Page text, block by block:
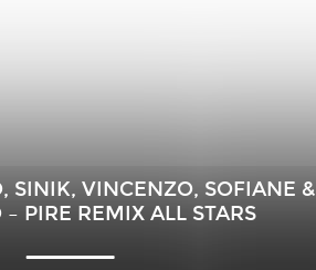
SINIK, VINCENZO, SOFIANE &
PIRE REMIX ALL STARS